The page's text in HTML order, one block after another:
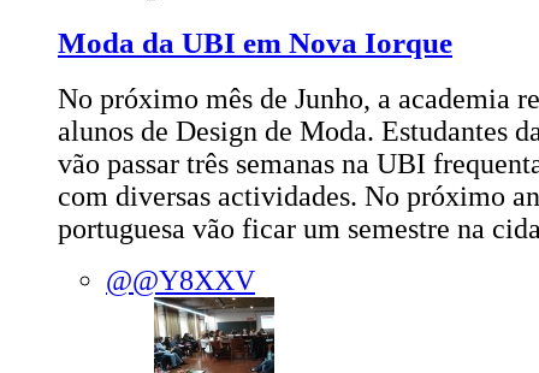
Moda da UBI em Nova Iorque
No próximo mês de Junho, a academia
alunos de Design de Moda. Estudantes
vão passar três semanas na UBI
com diversas actividades. No próximo
portuguesa vão ficar um semestre na
@@Y8XXV